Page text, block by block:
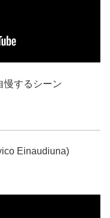
慢するシーン
Einaudiuna)